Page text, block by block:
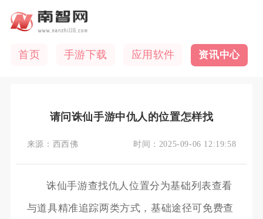
首页 手游下载 应用软件 资讯中心
请问诛仙手游中仇人的位置怎样找
来源： 西西佛 时间： 2025-09-06 12:19:58
诛仙手游查找仇人位置分为基础列表查看
与道具精准追踪两类方式，基础途径可免费查